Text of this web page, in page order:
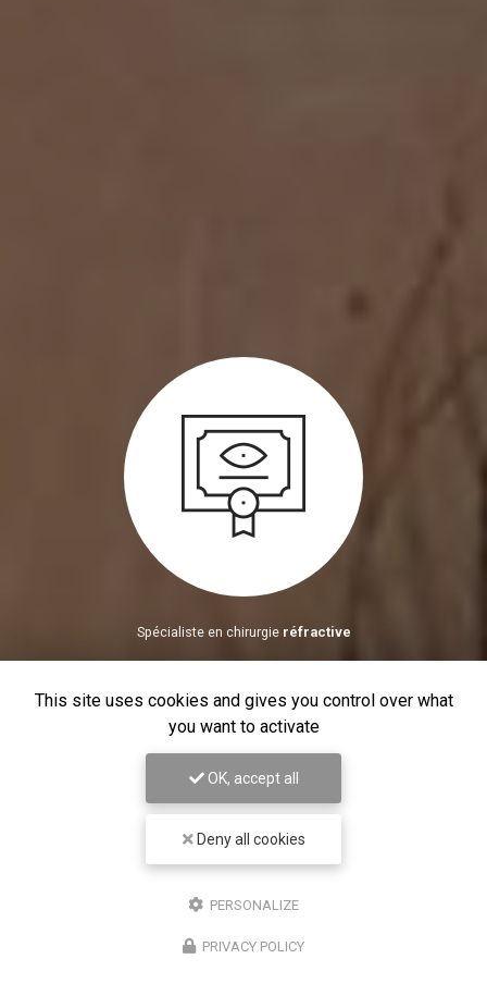
Spécialiste en chirurgie réfractive
Le Docteur Ygal Boujnah fait partie
This site uses cookies and gives you control over what
you want to activate
OK, accept all
Deny all cookies
PERSONALIZE
PRIVACY POLICY